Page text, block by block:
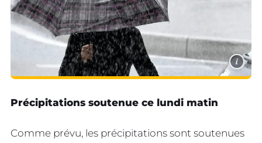
i
Précipitations soutenue ce lundi matin
Comme prévu, les précipitations sont soutenues